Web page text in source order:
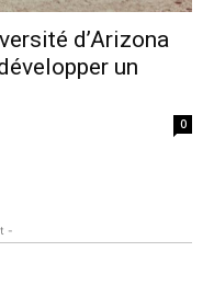
d’Arizona
un
0
-